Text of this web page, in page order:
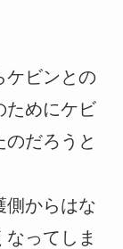
ケビンとの
ためにケビ
だろうと
側からはな
ってしま